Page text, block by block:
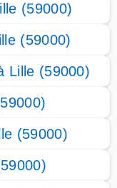
(59000)
(59000)
Lille (59000)
(59000)